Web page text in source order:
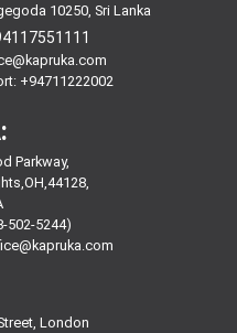
10250, Sri Lanka
+94711222002
Parkway,
502-5244)
London